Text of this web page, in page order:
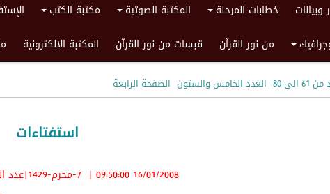
وبيانات خطابات المرحلة المكتبة الصوتية مكتبة الكتب
من نور القرآن قبسات من نور القرآن المكتبة الالكترونية
الى 80 العدد الخامس والستون الصفحة الرابعة
استفتاءات
16/01/2008 09:50:00
| 7-محرم-1429 |عدد